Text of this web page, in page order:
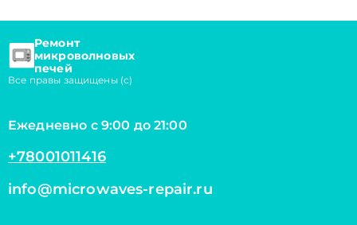
Ремонт
микроволновых
печей
Все правы защищены (с)
Ежедневно с 9:00 до 21:00
+78001011416
info@microwaves-repair.ru